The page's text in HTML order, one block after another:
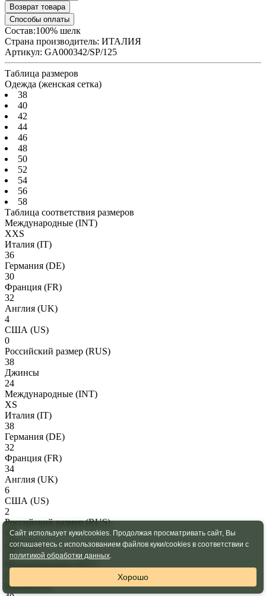
Возврат товара
Способы оплаты
Cостав:100% шелк
Страна производитель: ИТАЛИЯ
Артикул: GA000342/SP/125
Таблица размеров
Одежда (женская сетка)
38
40
42
44
46
48
50
52
54
56
58
Таблица соответствия размеров
Международные (INT)
XXS
Италия (IT)
36
Германия (DE)
30
Франция (FR)
32
Англия (UK)
4
США (US)
0
Российский размер (RUS)
38
Джинсы
24
Международные (INT)
XS
Италия (IT)
38
Германия (DE)
32
Франция (FR)
34
Англия (UK)
6
США (US)
2
Российский размер(RUS)
40
Джинсы
25
Италия(IT)
Сайт использует куки/cookies. Продолжая просматривать сайт, Вы
соглашаетесь с использованием файлов куки/cookies в соответствии с
политикой обработки данных.
Хорошо